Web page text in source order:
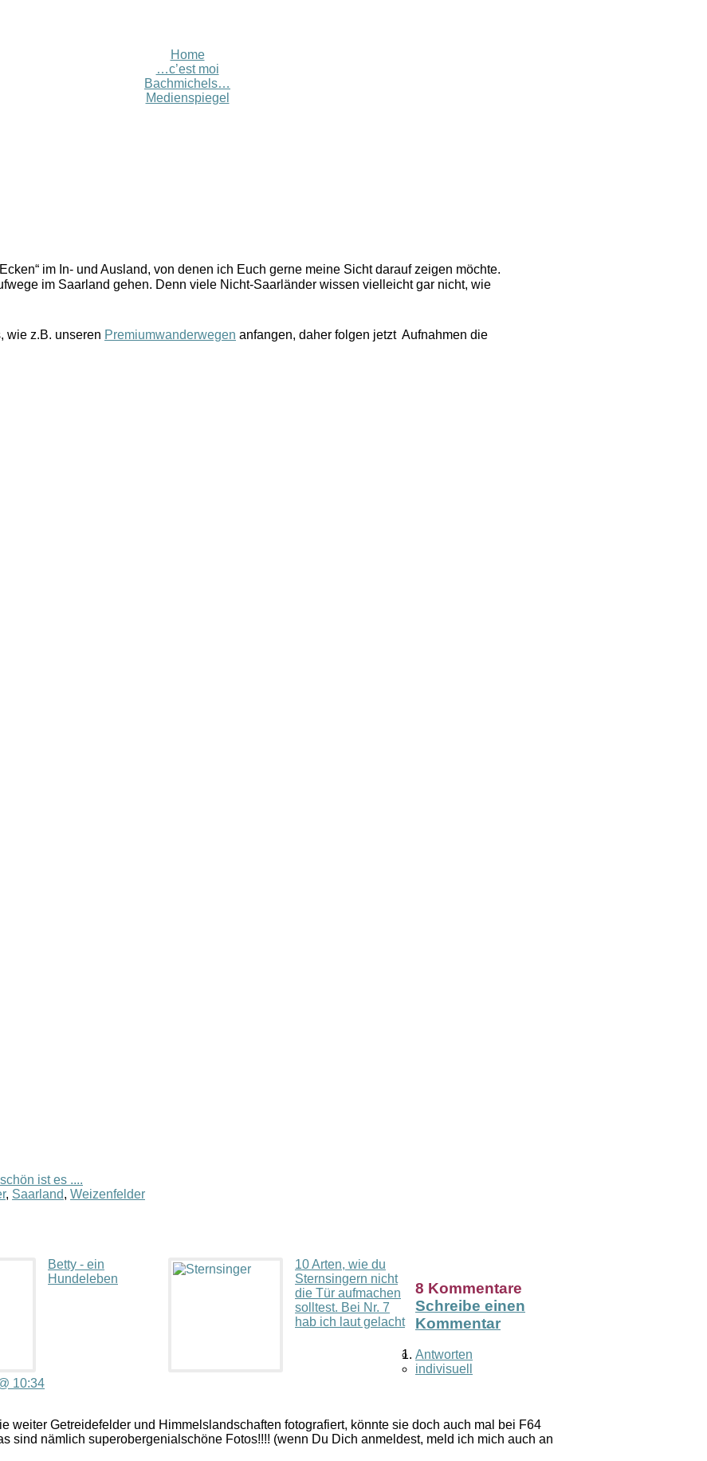
Home
…c’est moi
Bachmichels…
Medienspiegel
im In- und Ausland, von denen ich Euch gerne meine Sicht darauf zeigen möchte.
im Saarland gehen. Denn viele Nicht-Saarländer wissen vielleicht gar nicht, wie
wie z.B. unseren Premiumwanderwegen anfangen, daher folgen jetzt Aufnahmen die
ist es ....
, Saarland, Weizenfelder
Betty - ein
Hundeleben
10 Arten, wie du
Sternsingern nicht
die Tür aufmachen
solltest. Bei Nr. 7
hab ich laut gelacht
8 Kommentare
Schreibe einen
Kommentar
Antworten
indivisuell
10:34
weiter Getreidefelder und Himmelslandschaften fotografiert, könnte sie doch auch mal bei F64
sind nämlich superobergenialschöne Fotos!!!! (wenn Du Dich anmeldest, meld ich mich auch an